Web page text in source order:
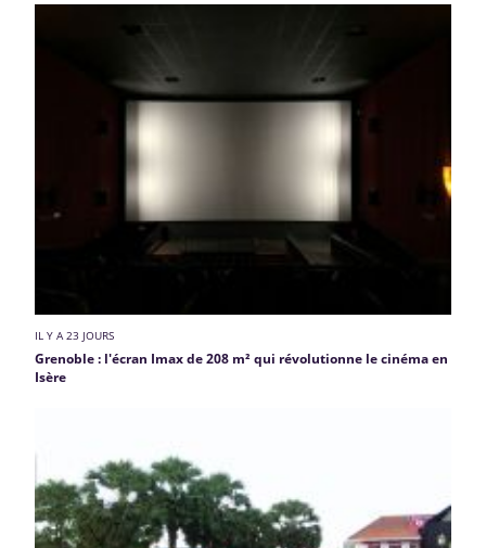
IL Y A 23 JOURS
Grenoble : l'écran Imax de 208 m² qui révolutionne le cinéma en
Isère